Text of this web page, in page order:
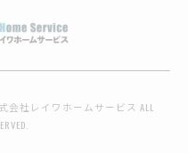
社レイワホームサービス ALL